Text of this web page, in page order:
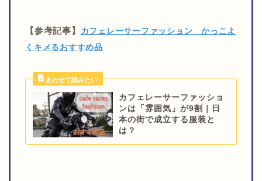
【参考記事】
カフェレーサーファッション かっこよ
くキメるおすすめ品
カフェレーサーファッショ
ンは「雰囲気」が9割｜日
本の街で成立する服装と
は？